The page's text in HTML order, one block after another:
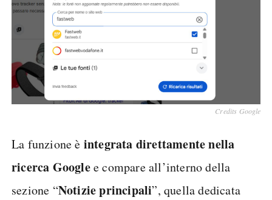
Credits Google
La funzione è integrata direttamente nella
ricerca Googlee compare all’interno della
sezione “Notizie principali”, quella dedicata